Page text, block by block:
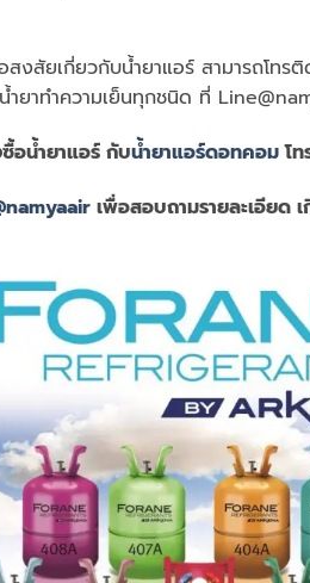
งสัยเกี่ยวกับน้ำยาแอร์ สามารถโทร
ำยาทำความเย็นทุกชนิด ที่
อน้ำยาแอร์ กับน้ำยาแอร์ดอทคอมโท
เพื่อสอบถามรายละเอียด